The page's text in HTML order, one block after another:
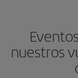
nuestros